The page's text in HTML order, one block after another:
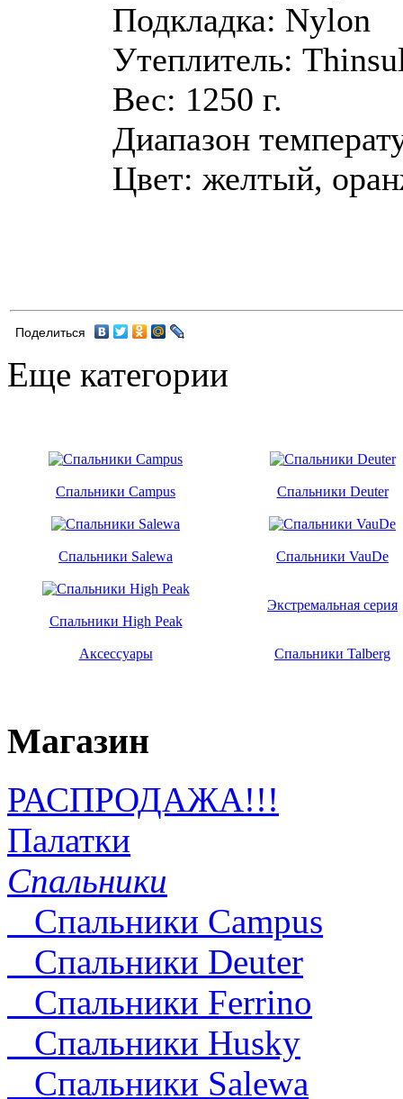
Подкладка: Nylon
Утеплитель:
Вес: 1250 г.
Диапазон
Цвет: желтый,
Поделиться
Еще категории
Спальники Campus Спальники Deuter
Спальники Salewa Спальники VauDe
Спальники High Peak
Экстремальная серия
Аксессуары Спальники Talberg
Магазин
РАСПРОДАЖА!!!
Палатки
Спальники
Спальники Campus
Спальники Deuter
Cпальники Ferrino
Спальники Husky
Спальники Salewa